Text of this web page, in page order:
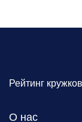
Рейтинг
О нас